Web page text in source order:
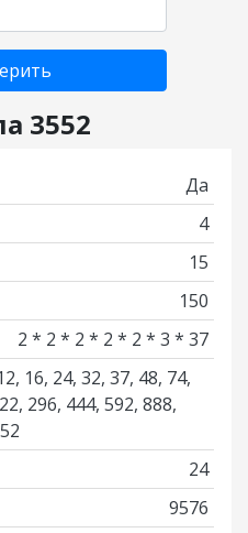
3552
Да
4
15
150
2 * 2 * 2 * 2 * 2 * 3 * 37
16, 24, 32, 37, 48, 74,
296, 444, 592, 888,
24
9576